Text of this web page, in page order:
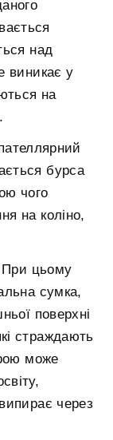
над
виникає у
на
бурса
чого
на коліно,
При цьому
сумка,
поверхні
страждають
може
через